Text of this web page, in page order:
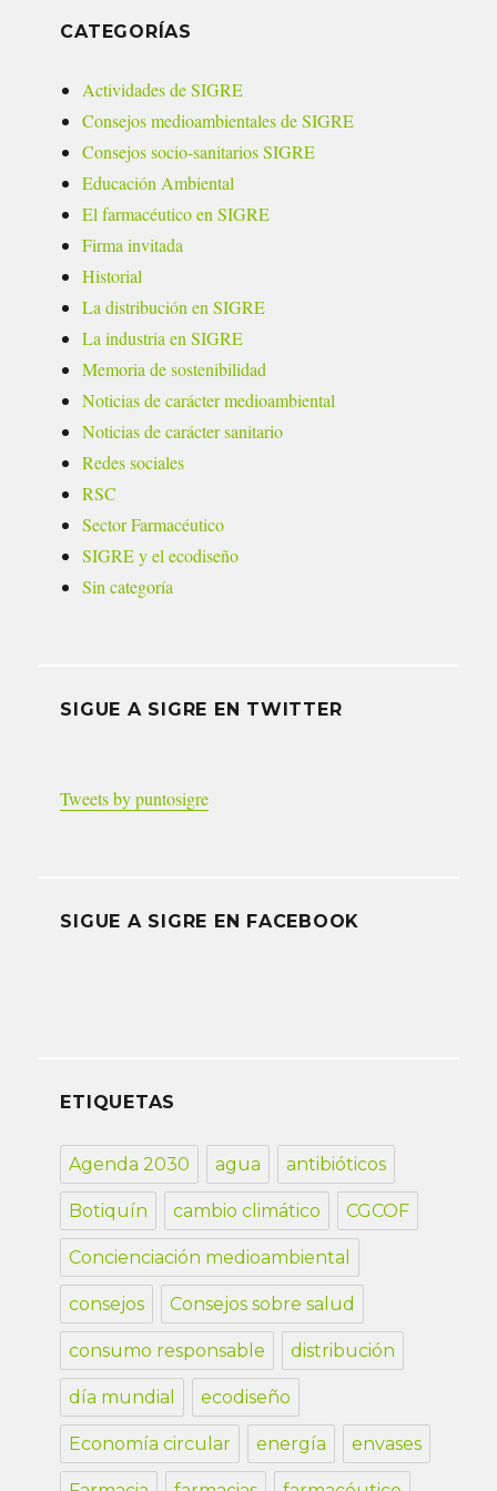
CATEGORÍAS
Actividades de SIGRE
Consejos medioambientales de SIGRE
Consejos socio-sanitarios SIGRE
Educación Ambiental
El farmacéutico en SIGRE
Firma invitada
Historial
La distribución en SIGRE
La industria en SIGRE
Memoria de sostenibilidad
Noticias de carácter medioambiental
Noticias de carácter sanitario
Redes sociales
RSC
Sector Farmacéutico
SIGRE y el ecodiseño
Sin categoría
SIGUE A SIGRE EN TWITTER
Tweets by puntosigre
SIGUE A SIGRE EN FACEBOOK
ETIQUETAS
Agenda 2030 agua antibióticos
Botiquín cambio climático CGCOF
Concienciación medioambiental
consejos Consejos sobre salud
consumo responsable distribución
día mundial ecodiseño
Economía circular energía envases